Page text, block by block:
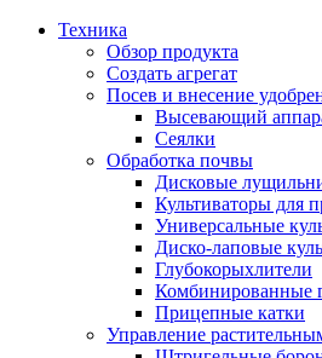
Техника
Обзор продукта
Создать агрегат
Посев и внесение
Высевающий
Сеялки
Oбработка почвы
Дисковые
Культиваторы для
Универсальные
Диско-лаповые
Глубокорыхлители
Комбинированные
Прицепные катки
Управление